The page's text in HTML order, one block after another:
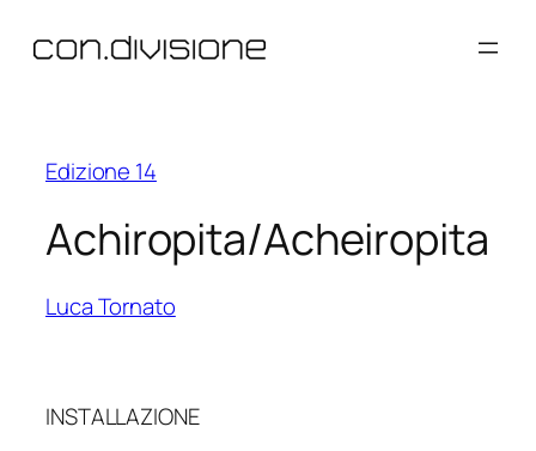
Edizione 14
Achiropita/Acheiropita
Luca Tornato
INSTALLAZIONE